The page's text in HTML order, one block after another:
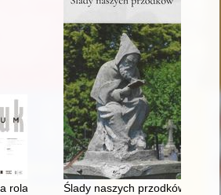
rola literatury w malarstwie XVII wieku =
Ślady naszych przodków :